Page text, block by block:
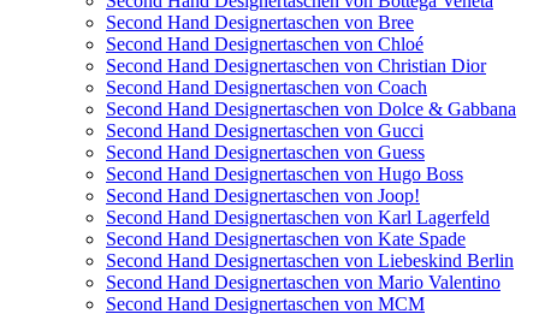
Second Hand Designertaschen von Bree
Second Hand Designertaschen von Chloé
Second Hand Designertaschen von Christian Dior
Second Hand Designertaschen von Coach
Second Hand Designertaschen von Dolce & Gabbana
Second Hand Designertaschen von Gucci
Second Hand Designertaschen von Guess
Second Hand Designertaschen von Hugo Boss
Second Hand Designertaschen von Joop!
Second Hand Designertaschen von Karl Lagerfeld
Second Hand Designertaschen von Kate Spade
Second Hand Designertaschen von Liebeskind Berlin
Second Hand Designertaschen von Mario Valentino
Second Hand Designertaschen von MCM